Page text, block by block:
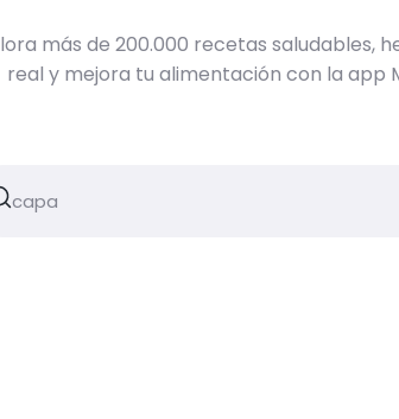
más de 200.000 recetas saludables,
real y mejora tu alimentación con la app